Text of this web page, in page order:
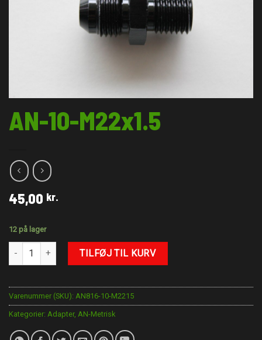
AN-10-M22x1.5
45,00 kr.
12 på lager
AN-10-M22x1.5 antalTILFØJ TIL KURV
Varenummer (SKU): AN816-10-M2215
Kategorier: Adapter, AN-Metrisk